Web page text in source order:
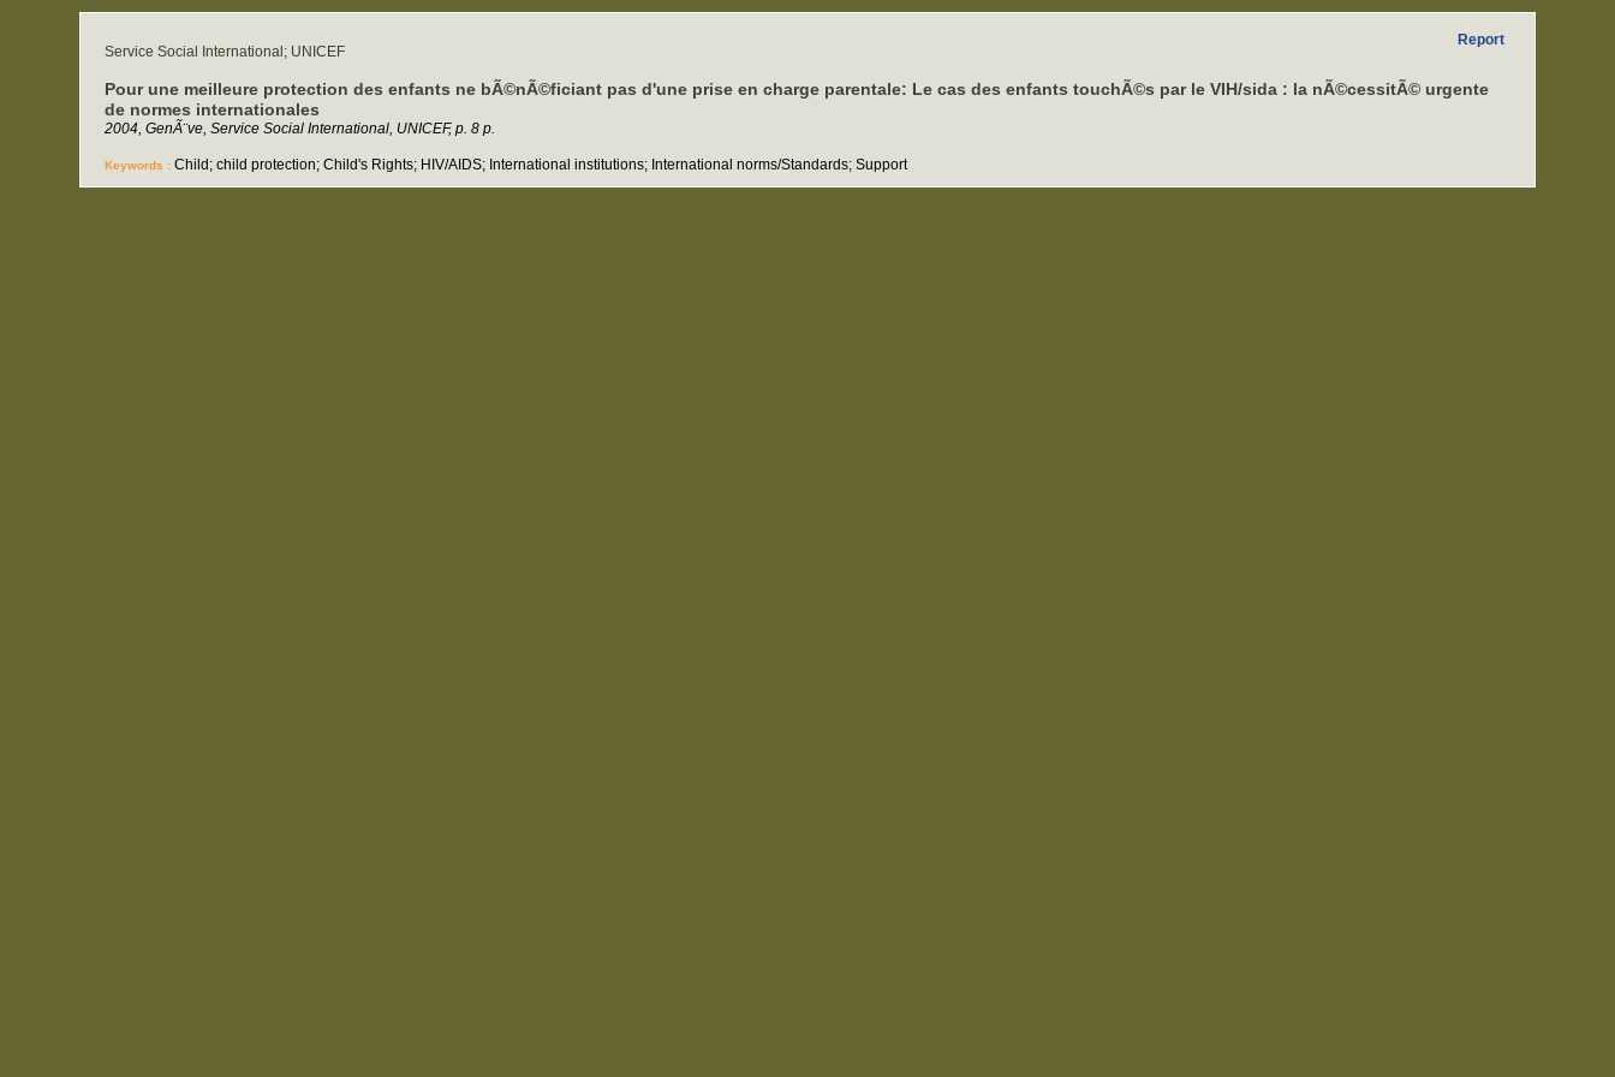
Report
Service Social International; UNICEF
Pour une meilleure protection des enfants ne bÃ©nÃ©ficiant pas d'une prise en charge parentale: Le cas des enfants touchÃ©s par le VIH/sida : la nÃ©cessitÃ© urgente
de normes internationales
2004, GenÃ¨ve, Service Social International, UNICEF, p. 8 p.
Keywords :Child; child protection; Child's Rights; HIV/AIDS; International institutions; International norms/Standards; Support